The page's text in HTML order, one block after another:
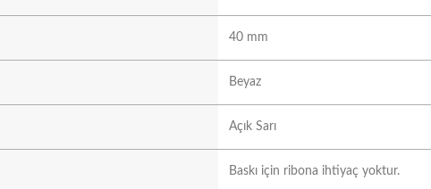
40 mm
Beyaz
Açık Sarı
Baskı için ribona ihtiyaç yoktur.